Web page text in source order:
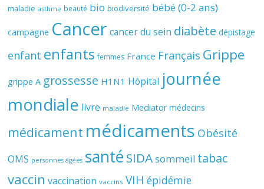
maladie asthme beauté bio biodiversité bébé (0-2 ans)
campagne Cancer cancer du sein diabète dépistage
enfant enfants femmes France Français Grippe
grippe A grossesse H1N1 Hôpital journée
mondiale livre maladie Mediator médecins
médicament médicaments Obésité
OMS personnes âgées santé SIDAsommeil tabac
vaccin vaccination vaccins VIH épidémie